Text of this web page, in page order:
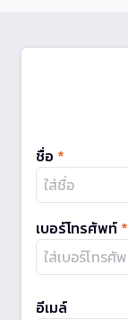
ชื่อ *
เบอร์โทรศัพท์ *
อีเมล์